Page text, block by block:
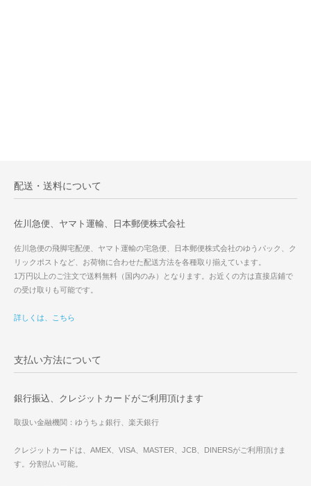
配送・送料について
佐川急便、ヤマト運輸、日本郵便株式会社
佐川急便の飛脚宅配便、ヤマト運輸の宅急便、日本郵便株式会社のゆうパック、ク
リックポストなど、お荷物に合わせた配送方法を各種取り揃えています。
1万円以上のご注文で送料無料（国内のみ）となります。お近くの方は直接店鋪で
の受け取りも可能です。
詳しくは、こちら
支払い方法について
銀行振込、クレジットカードがご利用頂けます
取扱い金融機関：ゆうちょ銀行、楽天銀行
クレジットカードは、AMEX、VISA、MASTER、JCB、DINERSがご利用頂けま
す。分割払い可能。